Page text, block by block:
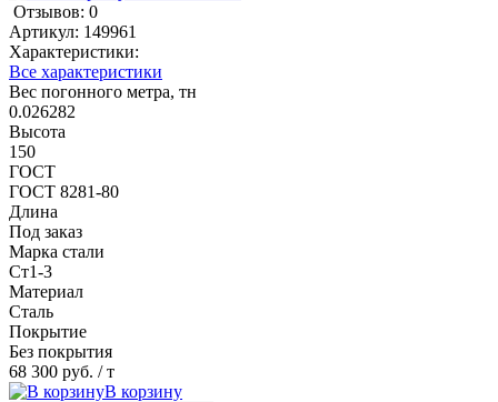
Отзывов: 0
Артикул: 149961
Характеристики:
Все характеристики
Вес погонного метра, тн
0.026282
Высота
150
ГОСТ
ГОСТ 8281-80
Длина
Под заказ
Марка стали
Ст1-3
Материал
Сталь
Покрытие
Без покрытия
68 300 руб. / т
В корзину